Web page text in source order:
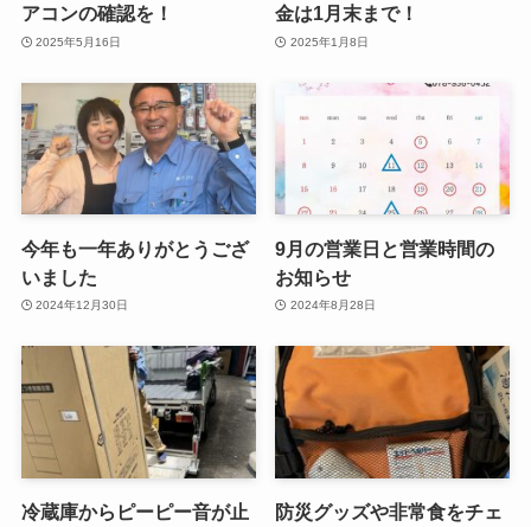
アコンの確認を！
2025年5月16日
金は1月末まで！
2025年1月8日
今年も一年ありがとうござ
いました
2024年12月30日
9月の営業日と営業時間の
お知らせ
2024年8月28日
冷蔵庫からピーピー音が止
防災グッズや非常食をチェ